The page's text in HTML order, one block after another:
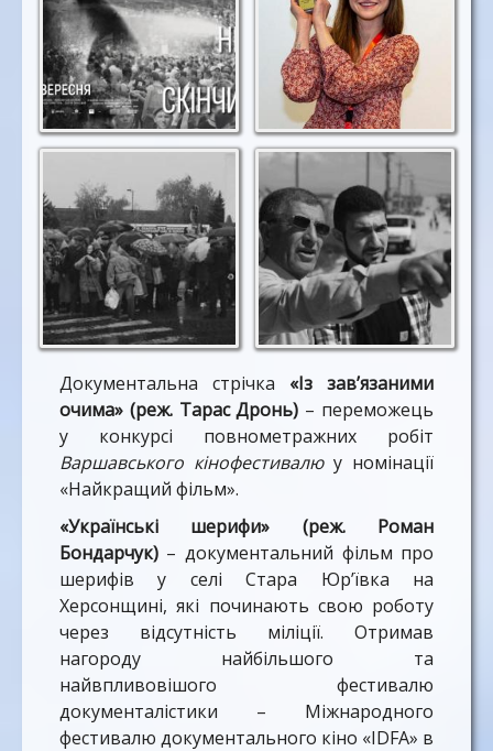
Документальна стрічка «Із зав’язаними
очима» (реж. Тарас Дронь) – переможець
у конкурсі повнометражних робіт
Варшавського кінофестивалюу номінації
«Найкращий фільм».
«Українські шерифи» (реж. Роман
Бондарчук) – документальний фільм про
шерифів у селі Стара Юр’ївка на
Херсонщині, які починають свою роботу
через відсутність міліції. Отримав
нагороду найбільшого та
найвпливовішого фестивалю
документалістики – Міжнародного
фестивалю документального кіно «IDFA» в